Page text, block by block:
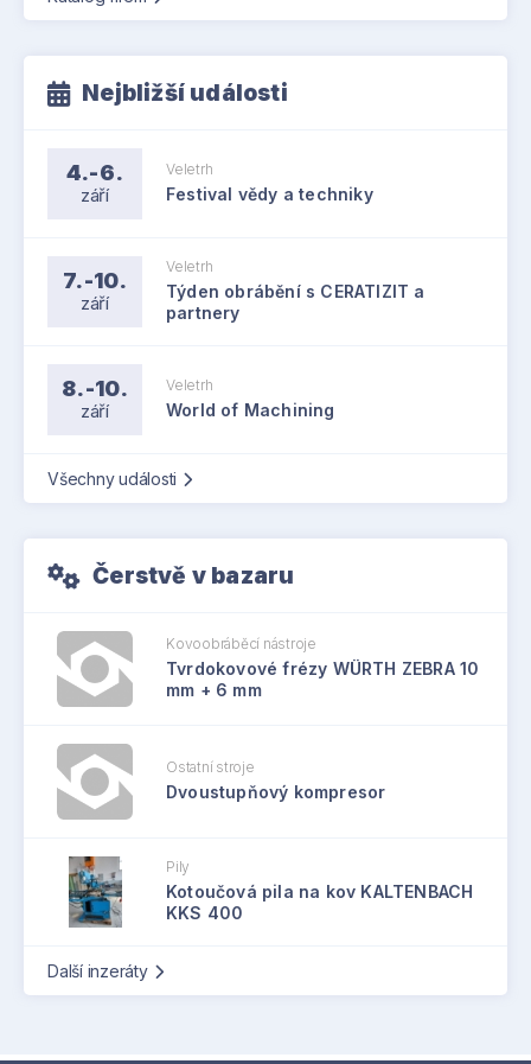
Nejbližší události
4.-6.
září
Veletrh
Festival vědy a techniky
7.-10.
září
Veletrh
Týden obrábění s CERATIZIT a
partnery
8.-10.
září
Veletrh
World of Machining
Všechny události
Čerstvě v bazaru
Kovoobráběcí nástroje
Tvrdokovové frézy WÜRTH ZEBRA 10
mm + 6 mm
Ostatní stroje
Dvoustupňový kompresor
Pily
Kotoučová pila na kov KALTENBACH
KKS 400
Další inzeráty